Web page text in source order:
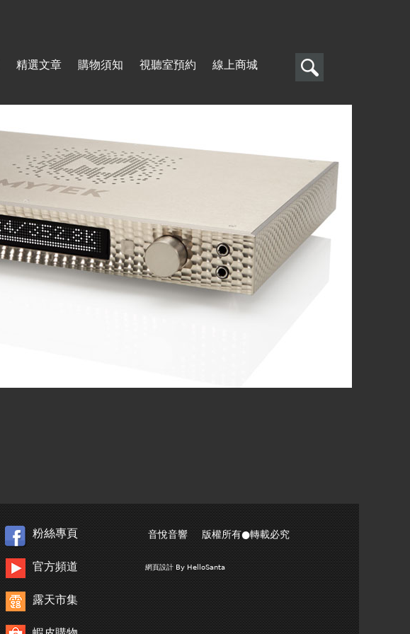
精選文章 購物須知 視聽室預約 線上商城
搜
表
單
搜
尋
粉絲專頁
官方頻道
露天市集
音悅音響 版權所有●轉載必究
網頁設計By HelloSanta